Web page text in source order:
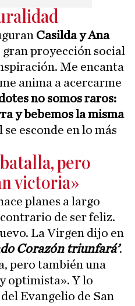
Casilda y Ana
gran proyección social
Me encanta
anima a acercarme
no somos raros:
y bebemos la misma
esconde en lo más
pero
victoria»
planes a largo
de ser feliz.
La Virgen dijo en
Corazón triunfará’.
pero también una
optimista». Y lo
Evangelio de San